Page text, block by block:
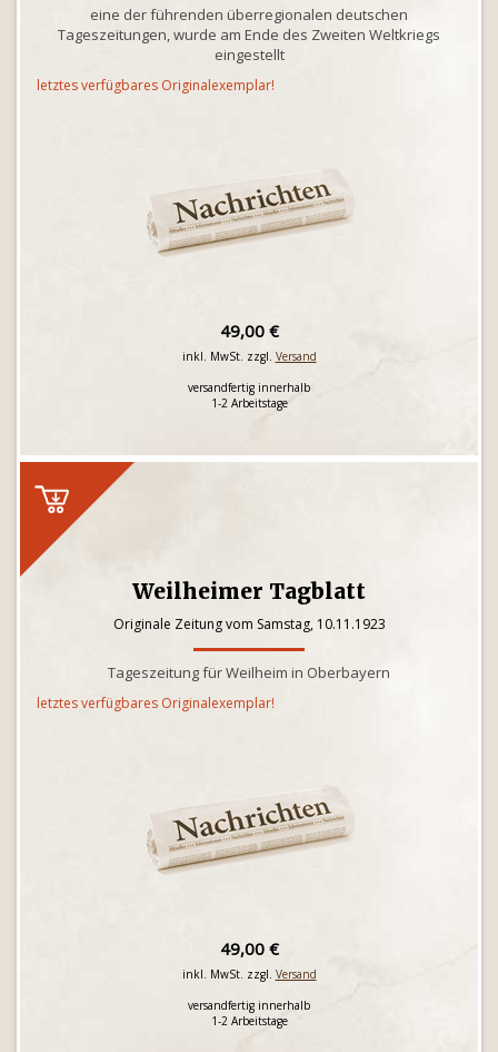
eine der führenden überregionalen deutschen
Tageszeitungen, wurde am Ende des Zweiten Weltkriegs
eingestellt
letztes verfügbares Originalexemplar!
49,00 €
inkl. MwSt. zzgl. Versand
versandfertig innerhalb
1-2 Arbeitstage
Weilheimer Tagblatt
Originale Zeitung vom Samstag, 10.11.1923
Tageszeitung für Weilheim in Oberbayern
letztes verfügbares Originalexemplar!
49,00 €
inkl. MwSt. zzgl. Versand
versandfertig innerhalb
1-2 Arbeitstage